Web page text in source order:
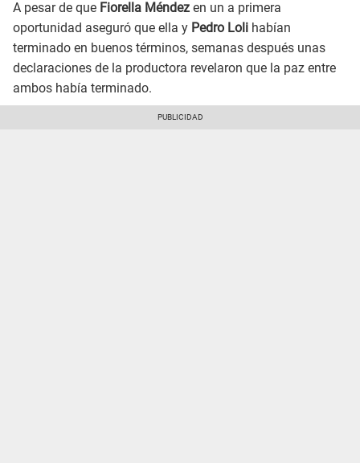
A pesar de que Fiorella Méndez en un a primera
oportunidad aseguró que ella y Pedro Loli habían
terminado en buenos términos, semanas después unas
declaraciones de la productora revelaron que la paz entre
ambos había terminado.